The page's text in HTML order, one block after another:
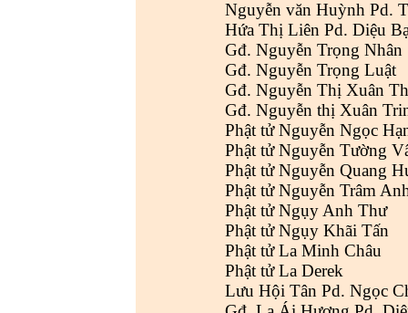
Nguyễn văn Huỳnh Pd.
Hứa Thị Liên Pd. Diệu
Gđ. Nguyễn Trọng Nhân
Gđ. Nguyễn Trọng Luật
Gđ. Nguyễn Thị Xuân
Gđ. Nguyễn thị Xuân
Phật tử Nguyễn Ngọc
Phật tử Nguyễn Tường
Phật tử Nguyễn Quang
Phật tử Nguyễn Trâm
Phật tử Ngụy Anh Thư
Phật tử Ngụy Khãi Tấn
Phật tử La Minh Châu
Phật tử La Derek
Lưu Hội Tân Pd. Ngọc